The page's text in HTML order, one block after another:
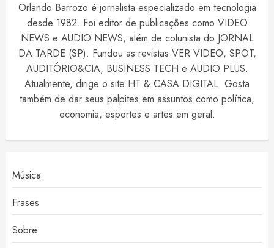
Orlando Barrozo é jornalista especializado em tecnologia
desde 1982. Foi editor de publicações como VIDEO
NEWS e AUDIO NEWS, além de colunista do JORNAL
DA TARDE (SP). Fundou as revistas VER VIDEO, SPOT,
AUDITÓRIO&CIA, BUSINESS TECH e AUDIO PLUS.
Atualmente, dirige o site HT & CASA DIGITAL. Gosta
também de dar seus palpites em assuntos como política,
economia, esportes e artes em geral.
Música
Frases
Sobre